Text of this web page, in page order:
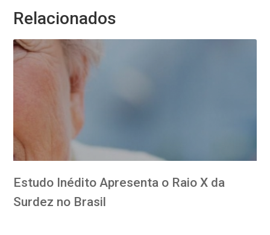
Relacionados
Estudo Inédito Apresenta o Raio X da
Surdez no Brasil